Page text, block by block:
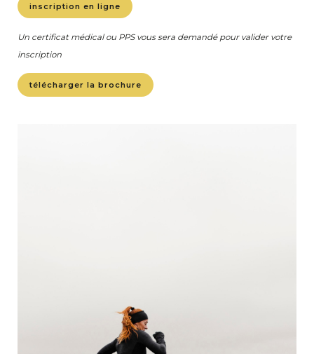
inscription en ligne
Un certificat médical ou PPS vous sera demandé pour valider votre
inscription
télécharger la brochure